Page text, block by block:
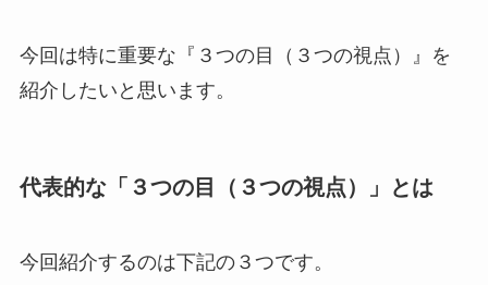
今回は特に重要な『３つの目（３つの視点）』を
紹介したいと思います。
代表的な「３つの目（３つの視点）」とは
今回紹介するのは下記の３つです。